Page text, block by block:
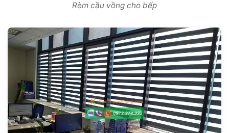
Rèm cầu vồng cho bếp